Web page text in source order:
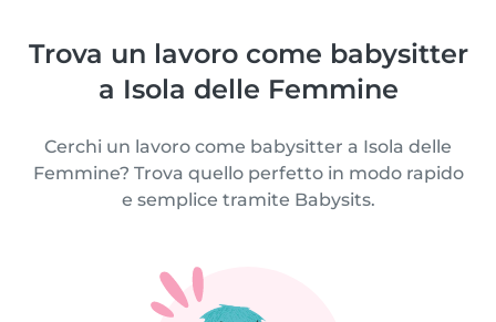
Trova un lavoro come babysitter
a Isola delle Femmine
Cerchi un lavoro come babysitter a Isola delle
Femmine? Trova quello perfetto in modo rapido
e semplice tramite Babysits.